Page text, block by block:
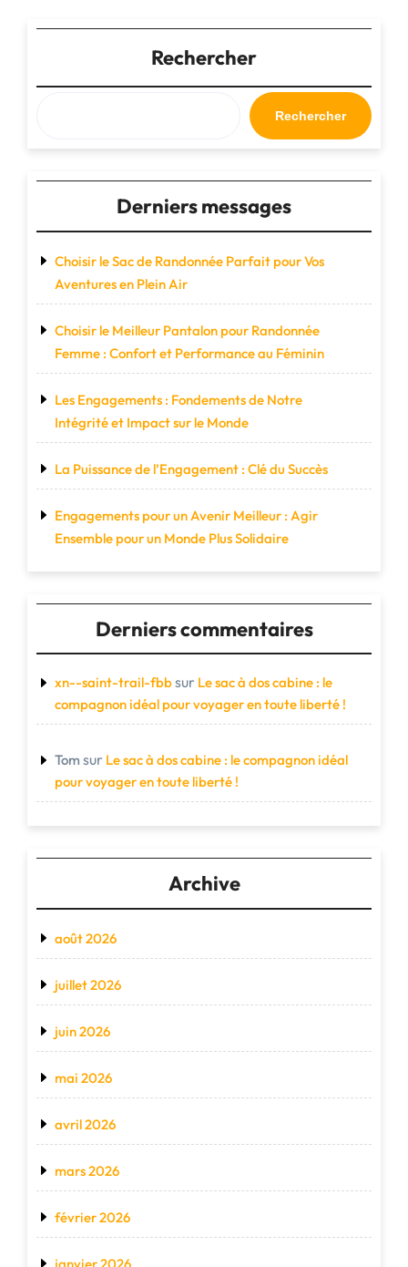
dos
de
randonnée
idéal
pour
vos
air"
Rechercher
Rechercher
Derniers messages
Choisir le Sac de Randonnée Parfait pour Vos
Aventures en Plein Air
Choisir le Meilleur Pantalon pour Randonnée
Femme : Confort et Performance au Féminin
Les Engagements : Fondements de Notre
Intégrité et Impact sur le Monde
La Puissance de l’Engagement : Clé du Succès
Engagements pour un Avenir Meilleur : Agir
Ensemble pour un Monde Plus Solidaire
Derniers commentaires
xn--saint-trail-fbbsur Le sac à dos cabine : le
compagnon idéal pour voyager en toute liberté !
Tom sur Le sac à dos cabine : le compagnon idéal
pour voyager en toute liberté !
Archive
août 2026
juillet 2026
juin 2026
mai 2026
avril 2026
mars 2026
février 2026